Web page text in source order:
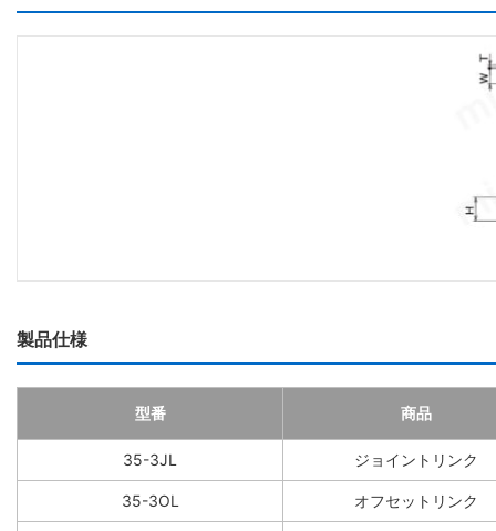
製品仕様
型番 商品
35-3JL ジョイントリンク
35-3OL オフセットリンク